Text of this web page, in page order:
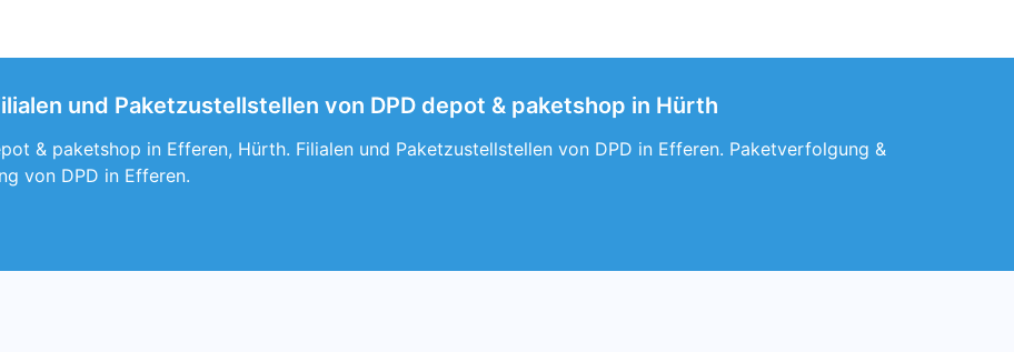
und Paketzustellstellen von DPD depot & paketshop in Hürth
& paketshop in Efferen, Hürth. Filialen und Paketzustellstellen von DPD in Efferen. Paketverfolgung &
von DPD in Efferen.